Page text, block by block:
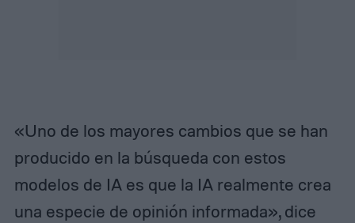
«Uno de los mayores cambios que se han
producido en la búsqueda con estos
modelos de IA es que la IA realmente crea
una especie de opinión informada», dice